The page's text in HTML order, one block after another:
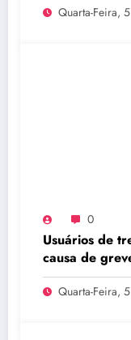
Quarta-Feira,
0
Usuários de
causa de
Quarta-Feira,